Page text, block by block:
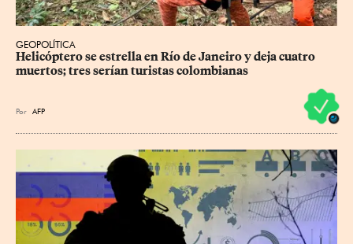
GEOPOLÍTICA
Helicóptero se estrella en Río de Janeiro y deja cuatro
muertos; tres serían turistas colombianas
Por AFP